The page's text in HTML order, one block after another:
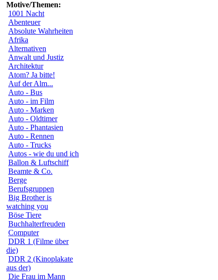
Motive/Themen:
1001 Nacht
Abenteuer
Absolute Wahrheiten
Afrika
Alternativen
Anwalt und Justiz
Architektur
Atom? Ja bitte!
Auf der Alm...
Auto - Bus
Auto - im Film
Auto - Marken
Auto - Oldtimer
Auto - Phantasien
Auto - Rennen
Auto - Trucks
Autos - wie du und ich
Ballon & Luftschiff
Beamte & Co.
Berge
Berufsgruppen
Big Brother is
watching you
Böse Tiere
Buchhalterfreuden
Computer
DDR 1 (Filme über
die)
DDR 2 (Kinoplakate
aus der)
Die Frau im Mann